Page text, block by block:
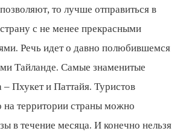
то лучше отправиться в
с не менее прекрасными
Речь идет о давно полюбившемся
Тайланде. Самые знаменитые
Пхукет и Паттайя. Туристов
на территории страны можно
в течение месяца. И конечно нельзя